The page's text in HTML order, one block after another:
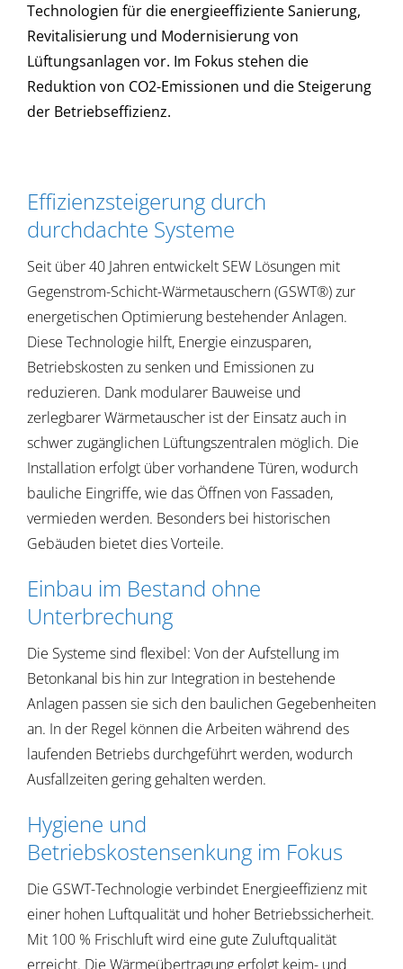
Technologien für die energieeffiziente Sanierung,
Revitalisierung und Modernisierung von
Lüftungsanlagen vor. Im Fokus stehen die
Reduktion von CO2-Emissionen und die Steigerung
der Betriebseffizienz.
Effizienzsteigerung durch
durchdachte Systeme
Seit über 40 Jahren entwickelt SEW Lösungen mit
Gegenstrom-Schicht-Wärmetauschern (GSWT®) zur
energetischen Optimierung bestehender Anlagen.
Diese Technologie hilft, Energie einzusparen,
Betriebskosten zu senken und Emissionen zu
reduzieren. Dank modularer Bauweise und
zerlegbarer Wärmetauscher ist der Einsatz auch in
schwer zugänglichen Lüftungszentralen möglich. Die
Installation erfolgt über vorhandene Türen, wodurch
bauliche Eingriffe, wie das Öffnen von Fassaden,
vermieden werden. Besonders bei historischen
Gebäuden bietet dies Vorteile.
Einbau im Bestand ohne
Unterbrechung
Die Systeme sind flexibel: Von der Aufstellung im
Betonkanal bis hin zur Integration in bestehende
Anlagen passen sie sich den baulichen Gegebenheiten
an. In der Regel können die Arbeiten während des
laufenden Betriebs durchgeführt werden, wodurch
Ausfallzeiten gering gehalten werden.
Hygiene und
Betriebskostensenkung im Fokus
Die GSWT-Technologie verbindet Energieeffizienz mit
einer hohen Luftqualität und hoher Betriebssicherheit.
Mit 100 % Frischluft wird eine gute Zuluftqualität
erreicht. Die Wärmeübertragung erfolgt keim- und